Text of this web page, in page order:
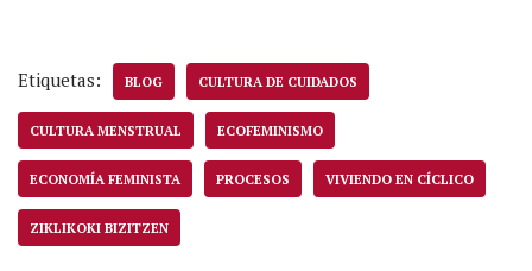
Etiquetas: BLOG CULTURA DE CUIDADOS
CULTURA MENSTRUAL ECOFEMINISMO
ECONOMÍA FEMINISTA PROCESOS VIVIENDO EN CÍCLICO
ZIKLIKOKI BIZITZEN